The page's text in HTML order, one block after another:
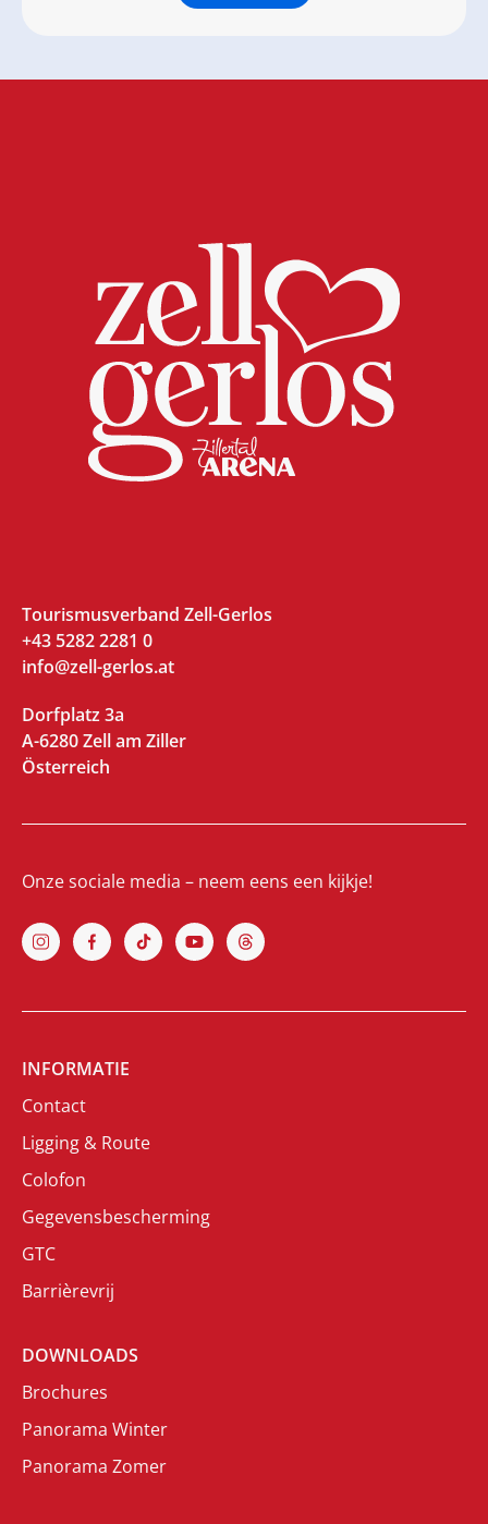
Tourismusverband Zell-Gerlos
+43 5282 2281 0
info@zell-gerlos.at
Dorfplatz 3a
A-6280 Zell am Ziller
Österreich
Onze sociale media – neem eens een kijkje!
INFORMATIE
Contact
Ligging & Route
Colofon
Gegevensbescherming
GTC
Barrièrevrij
DOWNLOADS
Brochures
Panorama Winter
Panorama Zomer